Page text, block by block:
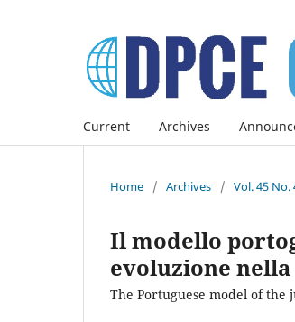
Current Archives
Home / Archives / Vol. 45 No.
Il modello
evoluzione
The Portuguese model of